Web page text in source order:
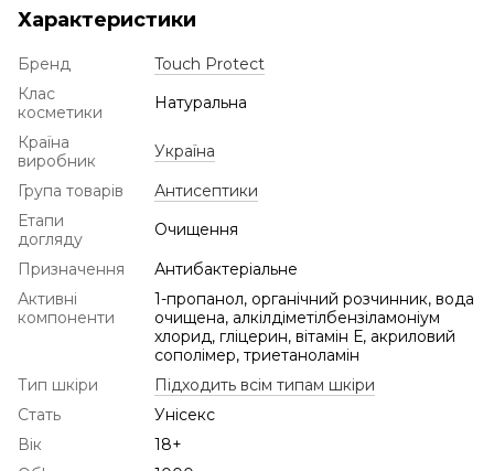
Характеристики
Бренд
Touch Protect
Клас
косметики
Натуральна
Країна
виробник
Україна
Група товарів
Антисептики
Етапи
догляду
Очищення
Призначення
Антибактеріальне
Активні
компоненти
1-пропанол, органічний розчинник, вода
очищена, алкілдіметілбензіламоніум
хлорид, гліцерин, вітамін Е, акриловий
сополімер, триетаноламін
Тип шкіри
Підходить всім типам шкіри
Стать
Унісекс
Вік
18+